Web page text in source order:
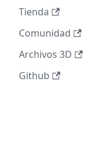
Tienda
Comunidad
Archivos 3D
Github